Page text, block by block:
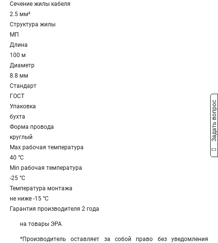
Сечение жилы кабеля
2.5 мм²
Структура жилы
МП
Длина
100 м
Диаметр
8.8 мм
Стандарт
ГОСТ
Упаковка
бухта
Форма провода
круглый
Max рабочая температура
40 °С
Min рабочая температура
-25 °С
Температура монтажа
не ниже -15 °С
Гарантия производителя 2 года
на товары ЭРА
*Производитель оставляет за собой право без уведомления
Задать вопрос